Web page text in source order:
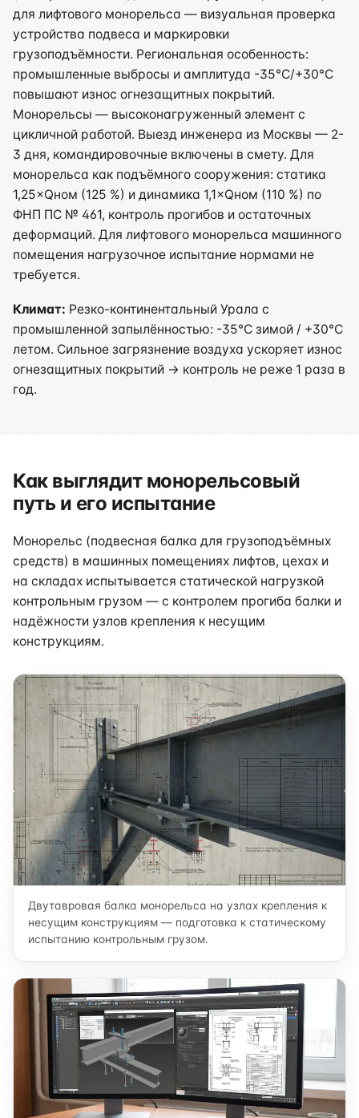
для лифтового монорельса — визуальная проверка
устройства подвеса и маркировки
грузоподъёмности. Региональная особенность:
промышленные выбросы и амплитуда -35°C/+30°C
повышают износ огнезащитных покрытий.
Монорельсы — высоконагруженный элемент с
цикличной работой. Выезд инженера из Москвы — 2-
3 дня, командировочные включены в смету. Для
монорельса как подъёмного сооружения: статика
1,25×Qном (125 %) и динамика 1,1×Qном (110 %) по
ФНП ПС № 461, контроль прогибов и остаточных
деформаций. Для лифтового монорельса машинного
помещения нагрузочное испытание нормами не
требуется.
Климат: Резко-континентальный Урала с
промышленной запылённостью: -35°C зимой / +30°C
летом. Сильное загрязнение воздуха ускоряет износ
огнезащитных покрытий → контроль не реже 1 раза в
год.
Как выглядит монорельсовый
путь и его испытание
Монорельс (подвесная балка для грузоподъёмных
средств) в машинных помещениях лифтов, цехах и
на складах испытывается статической нагрузкой
контрольным грузом — с контролем прогиба балки и
надёжности узлов крепления к несущим
конструкциям.
Двутавровая балка монорельса на узлах крепления к
несущим конструкциям — подготовка к статическому
испытанию контрольным грузом.